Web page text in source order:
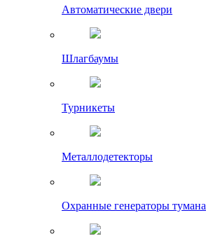
Автоматические двери
Шлагбаумы
Турникеты
Металлодетекторы
Охранные генераторы тумана